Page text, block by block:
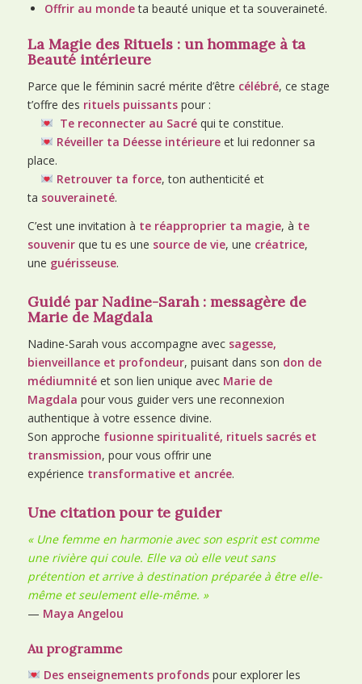
Offrir au mondeta beauté unique et ta souveraineté.
La Magie des Rituels : un hommage à ta
Beauté intérieure
Parce que le féminin sacré mérite d’être célébré, ce stage
t’offre des rituels puissantspour :
Te reconnecter au Sacréqui te constitue.
Réveiller ta Déesse intérieureet lui redonner sa
place.
Retrouver ta force, ton authenticité et
ta souveraineté.
C’est une invitation à te réapproprier ta magie, à te
souvenirque tu es une source de vie, une créatrice,
une guérisseuse.
Guidé par Nadine-Sarah : messagère de
Marie de Magdala
Nadine-Sarah vous accompagne avec sagesse,
bienveillance et profondeur, puisant dans son don de
médiumnitéet son lien unique avec Marie de
Magdala pour vous guider vers une reconnexion
authentique à votre essence divine.
Son approche fusionne spiritualité, rituels sacrés et
transmission, pour vous offrir une
expérience transformative et ancrée.
Une citation pour te guider
« Une femme en harmonie avec son esprit est comme
une rivière qui coule. Elle va où elle veut sans
prétention et arrive à destination préparée à être elle-
même et seulement elle-même. »
— Maya Angelou
Au programme
Des enseignements profondspour explorer les